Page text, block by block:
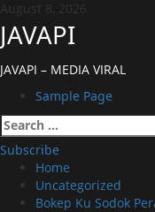
Skip
to
content
August 8, 2026
JAVAPI
JAVAPI – MEDIA VIRAL
Primary
Menu
Sample Page
Search
for:
Subscribe
Home
Uncategorized
Bokep Ku Sodok